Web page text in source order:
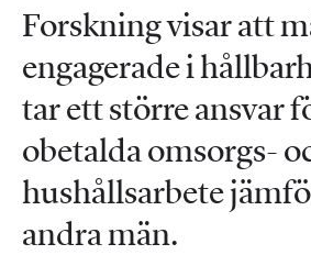
Forskning visar att
engagerade i
tar ett större ansvar
obetalda omsorgs-
hushållsarbete
andra män.